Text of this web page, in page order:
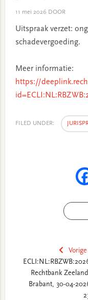
11 mei 2026 DOOR
Uitspraak verzet:
schadevergoeding.
Meer informatie:
https://
FILED UNDER:
Rechtbank
Brabant, 30-04-